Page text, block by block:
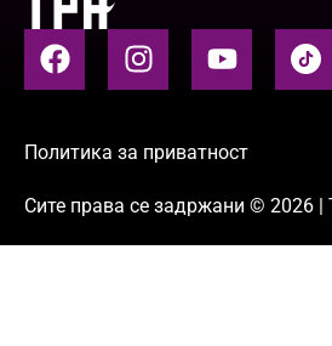
Политика за приватност
Сите права се задржани © 2026 |